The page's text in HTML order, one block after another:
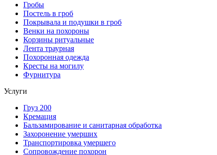
Гробы
Постель в гроб
Покрывала и подушки в гроб
Венки на похороны
Корзины ритуальные
Лента траурная
Похоронная одежда
Кресты на могилу
Фурнитура
Услуги
Груз 200
Кремация
Бальзамирование и санитарная обработка
Захоронение умерших
Транспортировка умершего
Сопровождение похорон